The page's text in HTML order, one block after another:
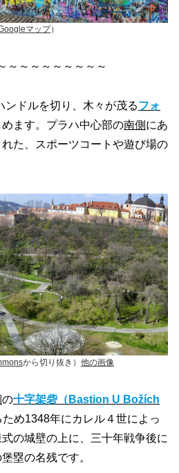
マップ）
～～～～～～～～～
ドルを切り、木々が茂るフォ
ます。プラハ中心部の南側 にあ
た、スポーツコートや遊び場の
から切り抜き） 他の画像
の十字架砦（Bastion U Božích
め1348年にカレル４世によっ
の城壁の上に、三十年戦争後に
塁の名残です。